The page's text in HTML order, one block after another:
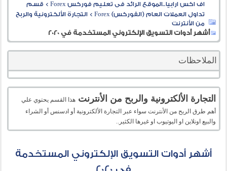
اف اكس ارابيا..الموقع الرائد فى تعليم فوركس Forex > قسم
تداول العملات العام (الفوركس) Forex
>التجارة الألكترونية والربح
من الأنترنت
أشهر أدوات التسويق الإلكتروني المستخدمة في 2020
الملاحظات
التجارة الألكترونية والربح من الأنترنت هذا القسم يحتوي علي
أهم طرق الربح من الأنترنت سواء عبر التجارة الألكترونية أو ادسنس أو الشراء
والبيع اونلاين او اليوتيوب او غيرها الكثير..
أشهر أدوات التسويق الإلكتروني المستخدمة